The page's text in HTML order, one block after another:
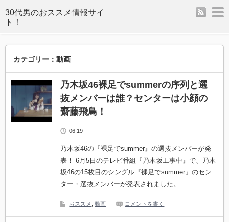
rss
カテゴリー：動画
乃木坂46裸足でsummerの序列と選
抜メンバーは誰？センターは小顔の
齋藤飛鳥！
06.19
乃木坂46の『裸足でsummer』の選抜メンバーが発
表！ 6月5日のテレビ番組『乃木坂工事中』で、乃木
坂46の15枚目のシングル『裸足でsummer』のセン
ター・選抜メンバーが発表されました。 …
おススメ ,動画 コメントを書く